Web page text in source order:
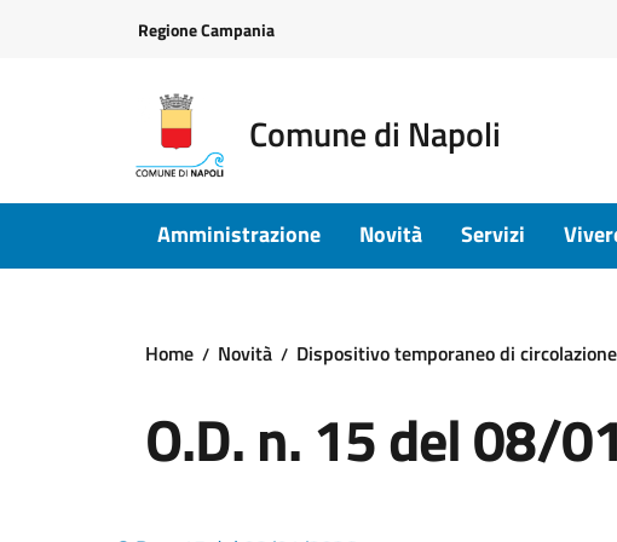
Regione Campania
Comune di Napoli
Amministrazione Novità Servizi
Home Novità Dispositivo temporaneo di
O.D. n. 15 del 08/